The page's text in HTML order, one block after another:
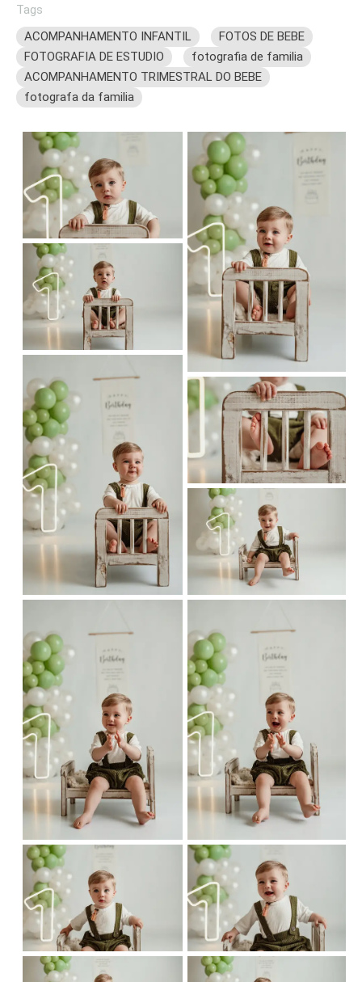
Tags
ACOMPANHAMENTO INFANTIL
FOTOS DE BEBE
FOTOGRAFIA DE ESTUDIO
fotografia de familia
ACOMPANHAMENTO TRIMESTRAL DO BEBE
fotografa da familia